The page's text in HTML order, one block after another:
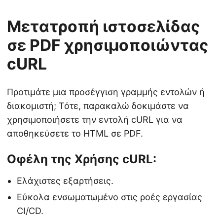
Μετατροπή ιστοσελίδας
σε PDF χρησιμοποιώντας
cURL
Προτιμάτε μια προσέγγιση γραμμής εντολών ή
διακομιστή; Τότε, παρακαλώ δοκιμάστε να
χρησιμοποιήσετε την εντολή cURL για να
αποθηκεύσετε το HTML σε PDF.
Οφέλη της Χρήσης cURL:
Ελάχιστες εξαρτήσεις.
Εύκολα ενσωματωμένο στις ροές εργασίας
CI/CD.